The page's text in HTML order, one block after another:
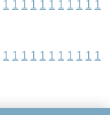
1 1 1 1 1 1 1 1 1 1 1
1 1 1 1 1 1 1 1 1 1 1